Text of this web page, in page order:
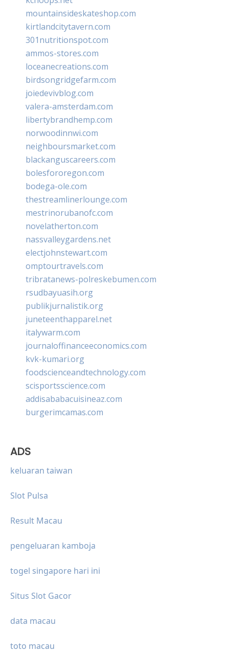
mountainsideskateshop.com
kirtlandcitytavern.com
301nutritionspot.com
ammos-stores.com
loceanecreations.com
birdsongridgefarm.com
joiedevivblog.com
valera-amsterdam.com
libertybrandhemp.com
norwoodinnwi.com
neighboursmarket.com
blackanguscareers.com
bolesfororegon.com
bodega-ole.com
thestreamlinerlounge.com
mestrinorubanofc.com
novelatherton.com
nassvalleygardens.net
electjohnstewart.com
omptourtravels.com
tribratanews-polreskebumen.com
rsudbayuasih.org
publikjurnalistik.org
juneteenthapparel.net
italywarm.com
journaloffinanceeconomics.com
kvk-kumari.org
foodscienceandtechnology.com
scisportsscience.com
addisababacuisineaz.com
burgerimcamas.com
ADS
keluaran taiwan
Slot Pulsa
Result Macau
pengeluaran kamboja
togel singapore hari ini
Situs Slot Gacor
data macau
toto macau